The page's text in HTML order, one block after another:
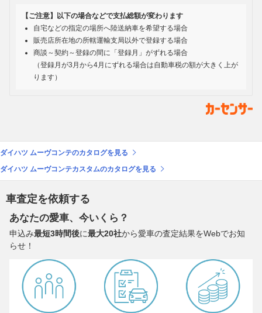
【ご注意】以下の場合などで支払総額が変わります
自宅などの指定の場所へ陸送納車を希望する場合
販売店所在地の所轄運輸支局以外で登録する場合
商談～契約～登録の間に「登録月」がずれる場合
（登録月が3月から4月にずれる場合は自動車税の額が大きく上が
ります）
ダイハツ ムーヴコンテのカタログを見る
ダイハツ ムーヴコンテカスタムのカタログを見る
車査定を依頼する
あなたの愛車、今いくら？
申込み最短3時間後に最大20社から愛車の査定結果をWebでお知
らせ！